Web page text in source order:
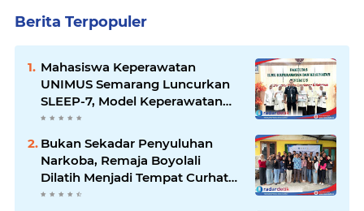
Berita Terpopuler
Mahasiswa Keperawatan
UNIMUS Semarang Luncurkan
SLEEP-7, Model Keperawatan
Digital Hibrida Berbasis Riset
untuk Tingkatkan Kualitas Tidur
Pasien Hipertensi
Bukan Sekadar Penyuluhan
Narkoba, Remaja Boyolali
Dilatih Menjadi Tempat Curhat
yang Aman bagi Temannya